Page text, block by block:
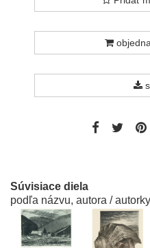
Súvisiace diela
podľa názvu, autora /